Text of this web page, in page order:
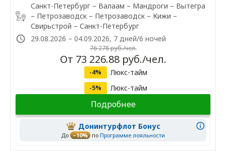
Санкт-Петербург – Валаам – Мандроги – Вытегра
– Петрозаводск – Петрозаводск – Кижи –
Свирьстрой – Санкт-Петербург
29.08.2026 – 04.09.2026, 7 дней/6 ночей
76 278 руб./чел.
От 73 226.88 руб./чел.
-4% Люкс-тайм
-5% Люкс-тайм
Подробнее
Донинтурфлот Бонус
До –10% по Программе лояльности